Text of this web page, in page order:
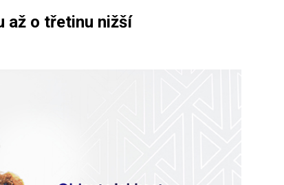
až o třetinu nižší